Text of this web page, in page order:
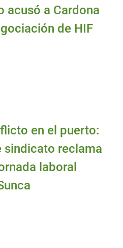
acusó a Cardona
de HIF
en el puerto:
sindicato reclama
laboral